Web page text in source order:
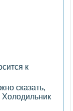
к
сказать,